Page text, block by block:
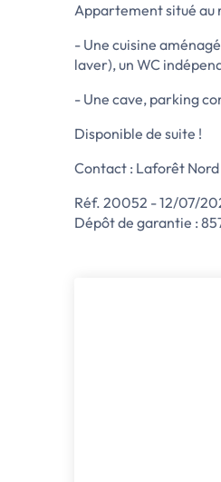
Appartement situé au
- Une cuisine
laver), un WC
- Une cave, parking
Disponible de suite !
Contact : Laforêt Nord
Réf. 20052 - 12/07/
Dépôt de garantie :